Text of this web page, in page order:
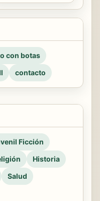
con botas
contacto
Ficción
Historia
Salud